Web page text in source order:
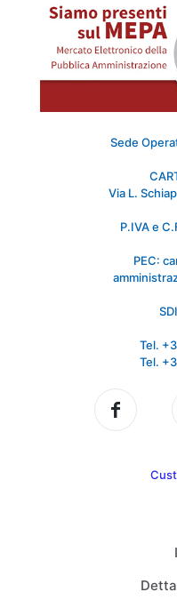
Sede
Via L.
P.IVA e
PEC:
Tel.
Tel.